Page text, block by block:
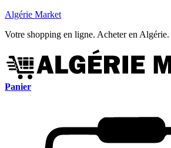
Algérie Market
Votre shopping en ligne. Acheter en Algérie.
Panier